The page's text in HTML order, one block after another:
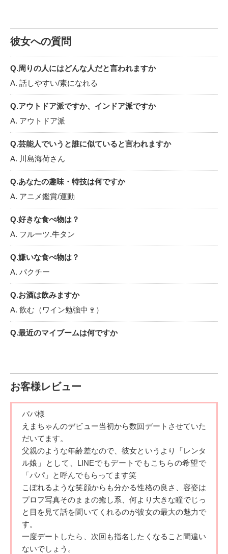
で一緒に美味しいワインを飲みませんか♪
2つ目は【アニメ】です!
ンジャーズ・進撃の巨人（3周観ました!）・SPY&FAMILYが
特に好きです♡
もっと色々なアニメを知りたいし、一緒に語り合えたらすご
いヾ(≧︎∀︎≦︎☆︎)
3つ目は【動物さん】です！
可愛い動物さんを見ると心がすごく癒されます( ´͈ ᗨ `͈ )◞︎♡⃛︎
動物園とか水族館に行くの大好きです♡
「動物カフェ」って知ってますか⁉︎猫とか犬とかうさぎとかと
触れ合いながらゆっくりできるお店で、そういう所でデート
するのは憧れます❀︎.(*´◡︎`*)❀︎.
最後に4つ目は【綺麗な景色を見ること】です！
私は東京育ち・東京生まれであまり自然に触れて来なかった
(✳︎´∨︎`✳︎).°。
行きたい絶景スポットが沢山あるので、デートを重ねて仲良
くなれたらドライブ&日帰りデートを一緒にしませんか
\最後に/
ここまで読んでくださって本当にありがとうございました♡
学生ですがそこまで忙しくないので平日も早い時間から会え
お会いできるのとても楽しみにしています♡
お誘い、お待ちしてます(❁︎´ω`❁︎)
彼女への質問
Q.周りの人にはどんな人だと言われますか
A. 話しやすい/素になれる
Q.アウトドア派ですか、インドア派ですか
A. アウトドア派
Q.芸能人でいうと誰に似ていると言われますか
A. 川島海荷さん
Q.あなたの趣味・特技は何ですか
A. アニメ鑑賞/運動
Q.好きな食べ物は？
A. フルーツ.牛タン
Q.嫌いな食べ物は？
A. パクチー
Q.お酒は飲みますか
A. 飲む（ワイン勉強中🍷）
Q.最近のマイブームは何ですか
A. ドライブ、遠出
Q.好きな漫画・本・雑誌は何ですか
A. メンタル強め美女白川さん
Q.好きな音楽（ジャンルやアーティスト）は何ですか
A. マカロニえんぴつ,西野カナ,indigo la End
Q.好きなテレビ番組・映画は何ですか
A. コンフィデンスマンJP
Q.好きな芸能人は誰ですか
A. 長澤まさみさん
お客様レビュー
パパ様
えまちゃんのデビュー当初から数回デートさせていた
だいてます。
父親のような年齢差なので、彼女というより「レンタ
ル娘」として
、LINEでもデートでもこちらの希望で
「パパ」と呼んでもらってます笑
こぼれるような笑顔からも分かる性格の良さ、容姿は
プロフ写真そのままの癒し系、何より大きな瞳でじっ
と目を見て話を聞いてくれるのが彼女の最大の魅力で
す。
一度デートしたら、次回も指名したくなること間違い
ないでしょう 。